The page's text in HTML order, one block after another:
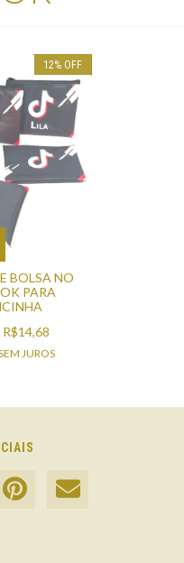
12% OFF
BOLSA NO
PARA
R$14,68
JUROS